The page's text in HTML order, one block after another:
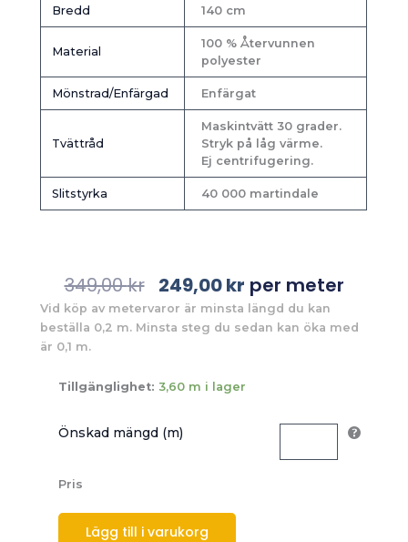
Bredd 140 cm
Material
100 % Återvunnen
polyester
Mönstrad/Enfärgad Enfärgat
Tvättråd
Maskintvätt 30 grader.
Stryk på låg värme.
Ej centrifugering.
Slitstyrka 40 000 martindale
349,00kr Det
ursprungliga
priset
249,00krDet
nuvarande
priset
per meter
Vid köp av metervaror är minsta längd du kan
beställa 0,2 m. Minsta steg du sedan kan öka med
är 0,1 m.
Tillgänglighet: 3,60 m i lager
Önskad mängd (m)
Pris
Lägg till i varukorg